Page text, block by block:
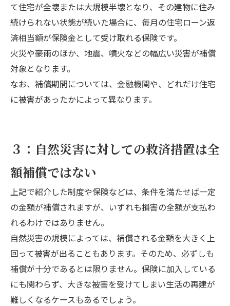
て住宅が全壊または大規模半壊となり、その建物に住み
続けられない状態が続いた場合に、毎月の住宅ローン返
済相当額が保険金として受け取れる保険です。
火災や豪雨のほか、地震、噴火などの幅広い災害が補償
対象となります。
なお、補償期間については、金融機関や、どれだけ住宅
に被害があったかによって異なります。
３：自然災害に対しての救済措置は全
額補償ではない
上記で紹介した制度や保険などは、条件を満たせば一定
の金額が補償されますが、いずれも損害の全額が支払わ
れるわけではありません。
自然災害の規模によっては、補償される金額を大きく上
回って被害が出ることもあります。そのため、必ずしも
補償が十分であるとは限りません。保険に加入している
にも関わらず、大きな被害を受けてしまい生活の再建が
難しくなるケースもあるでしょう。